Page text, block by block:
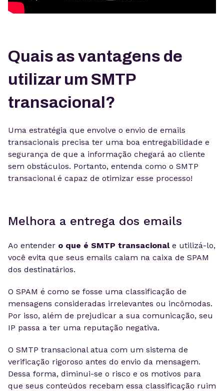
Quais as vantagens de
utilizar um SMTP
transacional?
Uma estratégia que envolve o envio de emails
transacionais precisa ter uma boa entregabilidade e
segurança de que a informação chegará ao cliente
sem obstáculos. Portanto, entenda como o SMTP
transacional é capaz de otimizar esse processo!
Melhora a entrega dos emails
Ao entender o que é SMTP transacionale utilizá-lo,
você evita que seus emails caiam na caixa de SPAM
dos destinatários.
O SPAM é como se fosse uma classificação de
mensagens consideradas irrelevantes ou incômodas.
Por isso, além de prejudicar a sua comunicação, seu
IP passa a ter uma reputação negativa.
O SMTP transacional atua com um sistema de
verificação rigoroso antes do envio da mensagem.
Dessa forma, diminui-se o risco e os motivos para
que seus conteúdos recebam essa classificação ruim